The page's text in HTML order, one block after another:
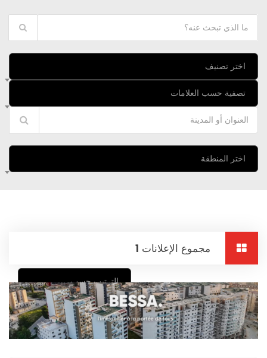
اختر تصنيف
تصفية حسب العلامات
اختر المنطقة
مجموع الإعلانات 1
الترتيب حسب